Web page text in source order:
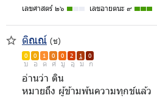
เลขศาสตร์ ๒๖ เลขอายตนะ ๙
ติณณ์ (ช)
0 0 1 0 0 2 1 0
บ อ ด ศ มู อุ ม ก
อ่านว่า ติน
หมายถึง ผู้ข้ามพ้นความทุกข์แล้ว